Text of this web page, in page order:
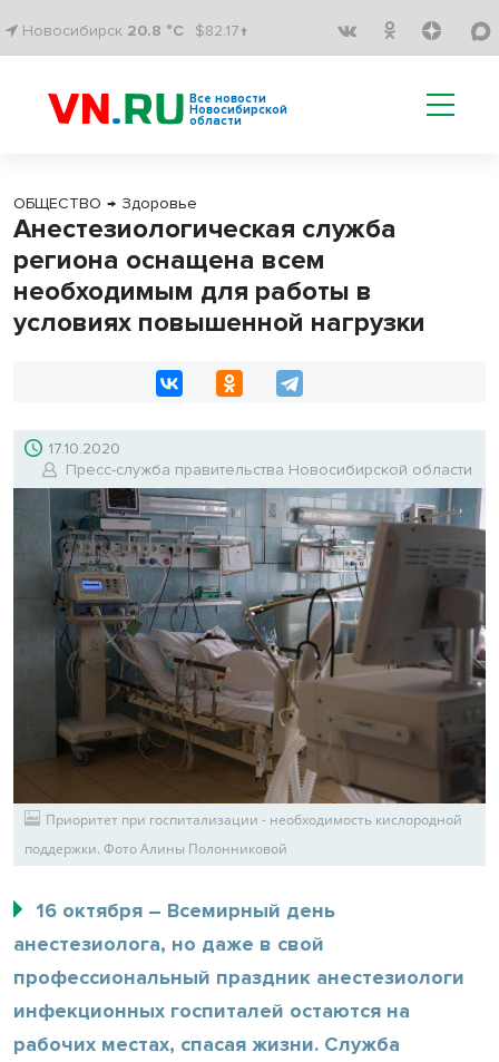
Новосибирск 20.8 °C $82.17↑
Все новости
Новосибирской
области
ОБЩЕСТВО → Здоровье
Анестезиологическая служба
региона оснащена всем
необходимым для работы в
условиях повышенной нагрузки
17.10.2020
Пресс-служба правительства Новосибирской области
Приоритет при госпитализации - необходимость кислородной
поддержки. Фото Алины Полонниковой
16 октября – Всемирный день
анестезиолога, но даже в свой
профессиональный праздник анестезиологи
инфекционных госпиталей остаются на
рабочих местах, спасая жизни. Служба